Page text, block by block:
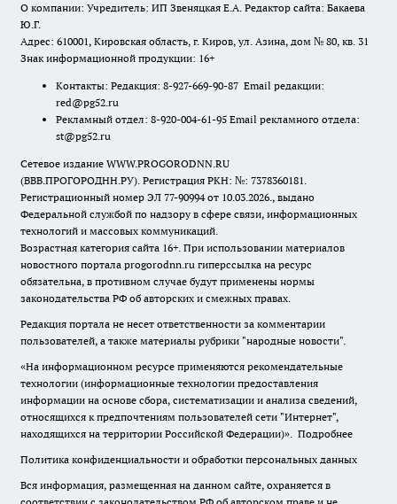
О компании: Учредитель: ИП Звеняцкая Е.А. Редактор сайта: Бакаева
Ю.Г.
Адрес: 610001, Кировская область, г. Киров, ул. Азина, дом № 80, кв. 31
Знак информационной продукции: 16+
Контакты: Редакция: 8-927-669-90-87 Email редакции:
red@pg52.ru
Рекламный отдел: 8-920-004-61-95 Email рекламного отдела:
st@pg52.ru
Сетевое издание WWW.PROGORODNN.RU
(ВВВ.ПРОГОРОДНН.РУ). Регистрация РКН: №: 7378360181.
Регистрационный номер ЭЛ 77-90994 от 10.03.2026., выдано
Федеральной службой по надзору в сфере связи, информационных
технологий и массовых коммуникаций.
Возрастная категория сайта 16+. При использовании материалов
новостного портала progorodnn.ru гиперссылка на ресурс
обязательна, в противном случае будут применены нормы
законодательства РФ об авторских и смежных правах.
Редакция портала не несет ответственности за комментарии
пользователей, а также материалы рубрики "народные новости".
«На информационном ресурсе применяются рекомендательные
технологии (информационные технологии предоставления
информации на основе сбора, систематизации и анализа сведений,
относящихся к предпочтениям пользователей сети "Интернет",
находящихся на территории Российской Федерации)». Подробнее
Политика конфиденциальности и обработки персональных данных
Вся информация, размещенная на данном сайте, охраняется в